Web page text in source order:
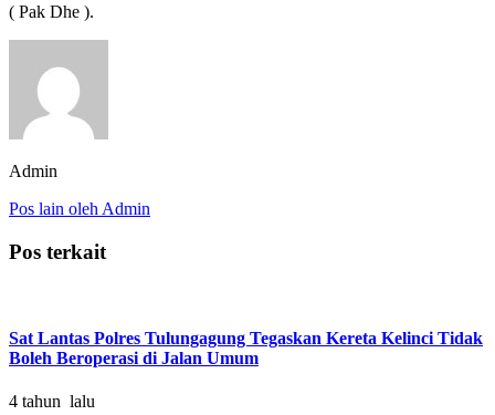
( Pak Dhe ).
Admin
Pos lain oleh Admin
Pos terkait
Sat Lantas Polres Tulungagung Tegaskan Kereta Kelinci Tidak
Boleh Beroperasi di Jalan Umum
4 tahun lalu